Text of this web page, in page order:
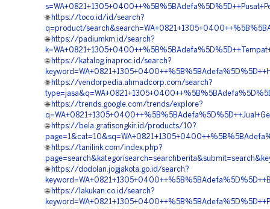
🌐 https://toco.id/id/search?
q=product/
🌐 https://padiumkm.id/search?
🌐 https://katalog.inaproc.id/search?
🌐 https://vendorpedia.ahmadcorp.com/search?
🌐 https://trends.google.com/trends/explore?
🌐 https://bela.gratisongkir.id/products/10?
🌐 https://tanilink.com/index.php?
🌐 https://dodolan.jogjakota.go.id/search?
🌐 https://lakukan.co.id/search?